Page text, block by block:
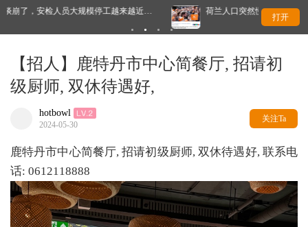
荷兰人口突然慢下来了！原因曝光，不是因为没人生孩子 永
打开
【招人】鹿特丹市中心简餐厅, 招请初
级厨师, 双休待遇好,
hotbowl
2024-05-30
关注Ta
鹿特丹市中心简餐厅, 招请初级厨师, 双休待遇好, 联系电
话: 0612118888